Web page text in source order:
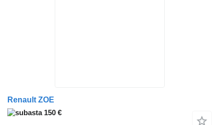
Renault ZOE
150 €